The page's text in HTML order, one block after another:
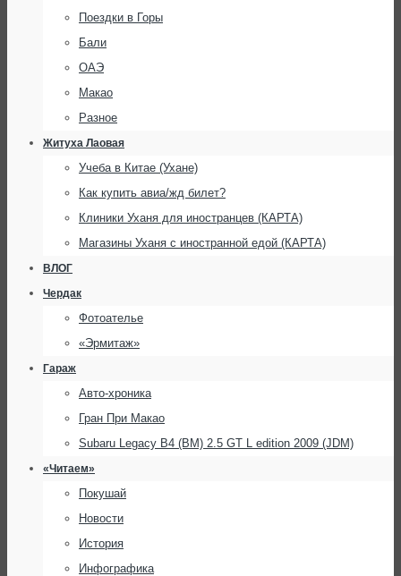
Поездки в Горы
Бали
ОАЭ
Макао
Разное
Житуха Лаовая
Учеба в Китае (Ухане)
Как купить авиа/жд билет?
Клиники Уханя для иностранцев (КАРТА)
Магазины Уханя с иностранной едой (КАРТА)
ВЛОГ
Чердак
Фотоателье
«Эрмитаж»
Гараж
Авто-хроника
Гран При Макао
Subaru Legacy B4 (BM) 2.5 GT L edition 2009 (JDM)
«Читаем»
Покушай
Новости
История
Инфографика